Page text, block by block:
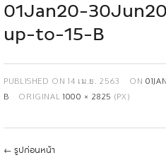
01Jan20-
up-to-15-B
PUBLISHED ON14 เม.ย. 2563 ON
B
ORIGINAL1000 × 2825 (PX)
← รูปก่อนหน้า